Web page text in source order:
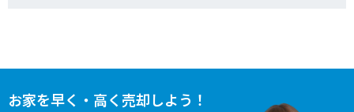
お家を早く・高く売却しよう！